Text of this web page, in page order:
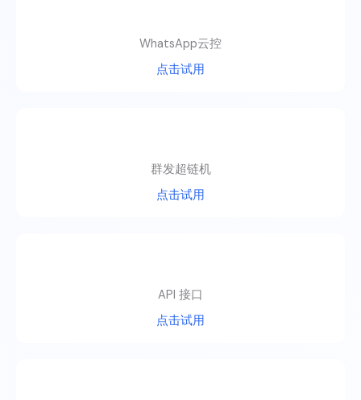
WhatsApp云控
点击试用
群发超链机
点击试用
API 接口
点击试用